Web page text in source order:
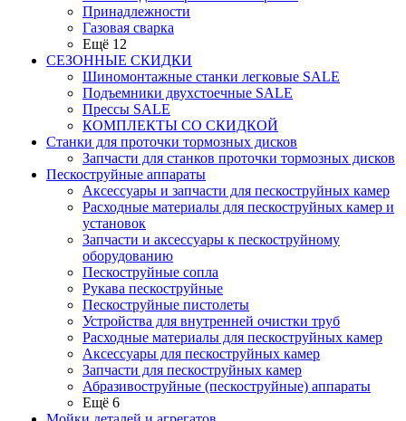
Принадлежности
Газовая сварка
Ещё 12
СЕЗОННЫЕ СКИДКИ
Шиномонтажные станки легковые SALE
Подъемники двухстоечные SALE
Прессы SALE
КОМПЛЕКТЫ СО СКИДКОЙ
Станки для проточки тормозных дисков
Запчасти для станков проточки тормозных дисков
Пескоструйные аппараты
Аксессуары и запчасти для пескоструйных камер
Расходные материалы для пескоструйных камер и
установок
Запчасти и аксессуары к пескоструйному
оборудованию
Пескоструйные сопла
Рукава пескоструйные
Пескоструйные пистолеты
Устройства для внутренней очистки труб
Расходные материалы для пескоструйных камер
Аксессуары для пескоструйных камер
Запчасти для пескоструйных камер
Абразивоструйные (пескоструйные) аппараты
Ещё 6